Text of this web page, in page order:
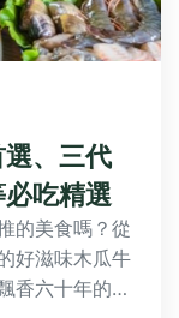
、三代
吃精選
的美食嗎？從
好滋味木瓜牛
香六十年的古